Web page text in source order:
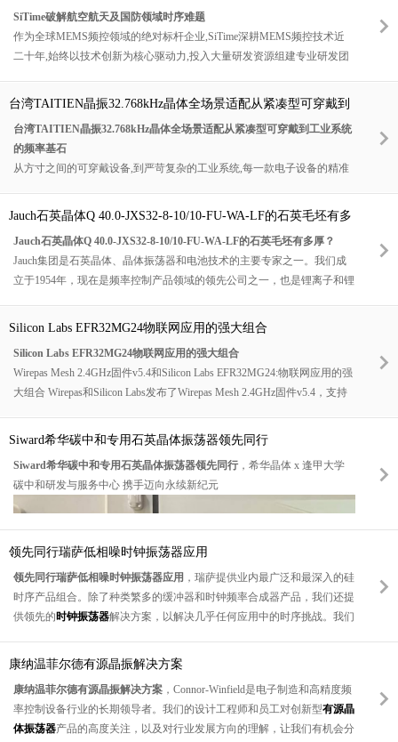
优异的环境适配能力,成为电子行业高精度计时,稳频控频的标杆解决方案,
广泛适配中高端电子设备的精准时序需求.
SiTime破解航空航天及国防领域时序难题
作为全球MEMS频控领域的绝对标杆企业,SiTime深耕MEMS频控技术近
二十年,始终以技术创新为核心驱动力,投入大量研发资源组建专业研发团
研发的全硅MEMS核心技术,SiTime成功打破了传统石英频控技术的垄断,
环境应力能力著称,广泛应用于航空航天,国防军工,高端通信等多个高端领
域,赢得了全球众多行业龙头企业与科研机构的认可与信赖.针对航空航天
及国防领域的精确计时需求与痛点,SiTime推出了Endura™加固型MEMS时
钟解决方案等一系列专用产品,融合全硅MEMS谐振器,先进时序校准算法,
加固型封装工艺与智能功耗管理技术的创新成果,在极端环境适应性,计时
精度,可靠性,集成度等核心维度实现全方位突破,有效解决了航空航天及国
台湾TAITIEN晶振32.768kHz晶体全场景适配从紧凑型可穿戴到
工业系统的频率基石
台湾TAITIEN晶振32.768kHz晶体全场景适配从紧凑型可穿戴到工业系统
的频率基石
从方寸之间的可穿戴设备,到严苛复杂的工业系统,每一款电子设备的精准
业,TAITIEN始终坚守"技术创新,品质至上"的理念,深耕频率控制领域,持续
体产品,赋能全球电子产业升级.随着可穿戴设备,工业物联网,智能工业等产
业的持续发展,TAITIEN聚焦多场景需求,推出更具适配性的频率器件,为全
球电子设备厂商提供更专业,更可靠的频率解决方案,彰显台湾晶振的核心
价值,助力万物互联时代的全面到来.
Jauch石英晶体Q 40.0-JXS32-8-10/10-FU-WA-LF的石英毛坯有多
厚？
Jauch石英晶体Q 40.0-JXS32-8-10/10-FU-WA-LF的石英毛坯有多厚？
Jauch集团是石英晶体、晶体振荡器和电池技术的主要专家之一。我们成
立于1954年，现在是频率控制产品领域的领先公司之一，也是锂离子和锂
生产和配置。因此，即使在极端条件下，对于最复杂的半导体芯片，它们
Silicon Labs EFR32MG24物联网应用的强大组合
Silicon Labs EFR32MG24物联网应用的强大组合
Wirepas Mesh 2.4GHz固件v5.4和Silicon Labs EFR32MG24:物联网应用的强
大组合 Wirepas和Silicon Labs发布了Wirepas Mesh 2.4GHz固件v5.4，支持
这使开发人员能够创建能够在单个芯片上处理wirespas网格堆栈和应用程
Siward希华碳中和专用石英晶体振荡器领先同行
Siward希华碳中和专用石英晶体振荡器领先同行 ，希华晶体 x 逢甲大学
碳中和研发与服务中心 携手迈向永续新纪元
领先同行瑞萨低相噪时钟振荡器应用
领先同行瑞萨低相噪时钟振荡器应用 ，瑞萨提供业内最广泛和最深入的硅
时序产品组合。除了种类繁多的缓冲器和时钟频率合成器产品，我们还提
供领先的时钟振荡器解决方案，以解决几乎任何应用中的时序挑战。我们
的时序技术中具有最低的相位噪声和最高的性能。
甚至音频应用。设计时序IC的外部电路时，我们必须注意电源设计。就像
我们不应该给兰博基尼加满廉价的汽油一样，我们也不应该用高噪声电源
给低噪声时序IC供电。
康纳温菲尔德有源晶振解决方案
康纳温菲尔德有源晶振解决方案 ，Connor-Winfield是电子制造和高精度频
率控制设备行业的长期领导者。我们的设计工程师和员工对创新型有源晶
体振荡器产品的高度关注，以及对行业发展方向的理解，让我们有机会分